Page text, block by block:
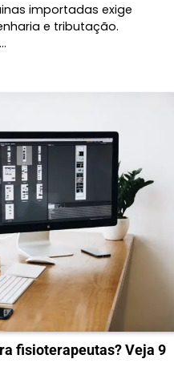
importadas exige
e tributação.
fisioterapeutas? Veja 9